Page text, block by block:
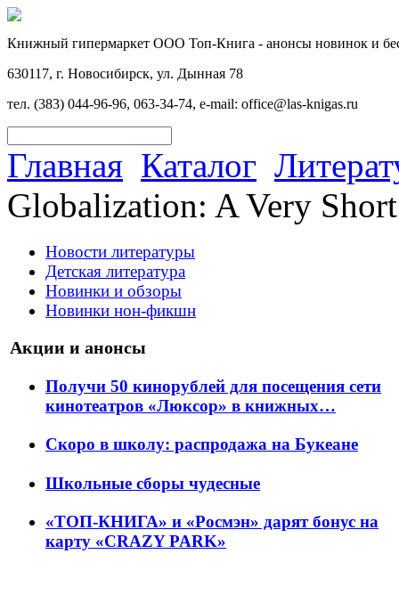
Книжный гипермаркет ООО Топ-Книга - анонсы новинок и
630117, г. Новосибирск, ул. Дынная 78
тел. (383) 044-96-96, 063-34-74, e-mail: office@las-knigas.ru
Главная Каталог
Globalization: A Very
Новости литературы
Детская литература
Новинки и обзоры
Новинки нон-фикшн
Акции и анонсы
Получи 50 кинорублей для посещения сети
кинотеатров «Люксор» в книжных…
Скоро в школу: распродажа на Букеане
Школьные сборы чудесные
«ТОП-КНИГА» и «Росмэн» дарят бонус на
карту «CRAZY PARK»